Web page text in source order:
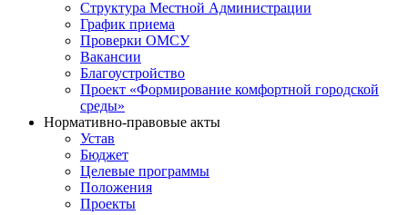
Структура Местной Администрации
График приема
Проверки ОМСУ
Вакансии
Благоустройство
Проект «Формирование комфортной городской
среды»
Нормативно-правовые акты
Устав
Бюджет
Целевые программы
Положения
Проекты